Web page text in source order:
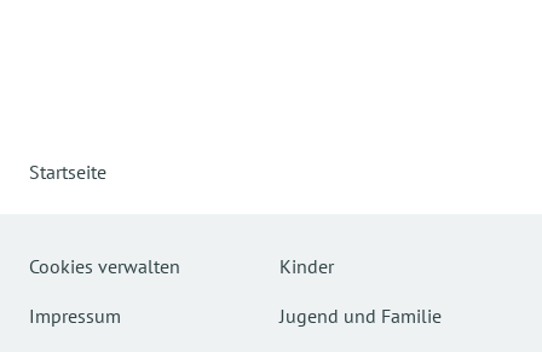
Startseite
Cookies verwalten
Impressum
Kinder
Jugend und Familie